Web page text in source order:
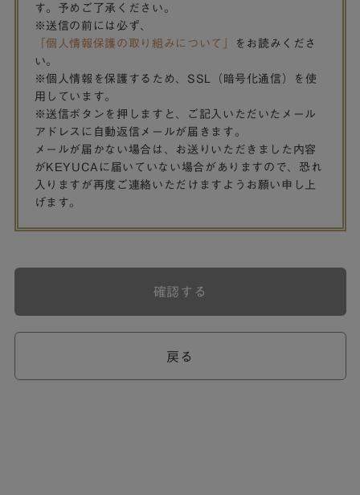
す。予めご了承ください。
※送信の前には必ず、
「個人情報保護の取り組みについて」
をお読みくださ
い。
※個人情報を保護するため、SSL（暗号化通信）を使
用しています。
※送信ボタンを押しますと、ご記入いただいたメール
アドレスに自動返信メールが届きます。
メールが届かない場合は、お送りいただきました内容
がKEYUCAに届いていない場合がありますので、恐れ
入りますが再度ご連絡いただけますようお願い申し上
げます。
戻る
確認する